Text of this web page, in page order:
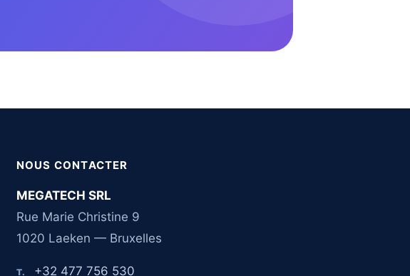
NOUS CONTACTER
MEGATECH SRL
Rue Marie Christine 9
1020 Laeken — Bruxelles
T. +32 477 756 530